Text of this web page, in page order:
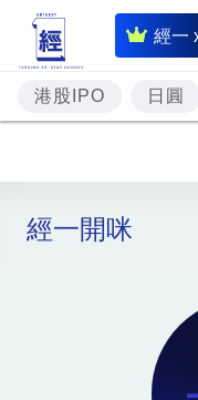
經一
即
時
財
經
理
港股IPO 日圓
經一開咪